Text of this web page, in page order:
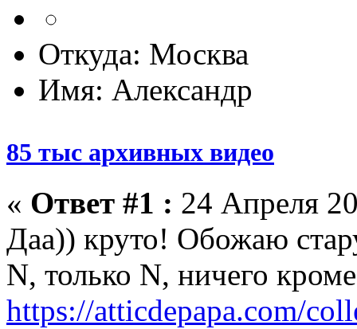
Откуда: Москва
Имя: Александр
85 тыс архивных видео
« Ответ #1 : 24 Апреля
Даа)) круто! Обожаю
N, только N, ничего
https://atticdepapa.com/